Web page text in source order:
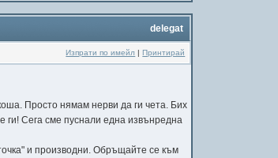
delegat
Изпрати по имейл |Принтирай
Просто нямам нерви да ги чета. Бих
ги! Сега сме пуснали една извънредна
и производни. Обръщайте се към